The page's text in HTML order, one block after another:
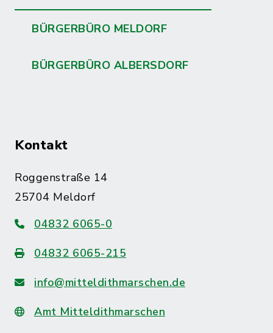
BÜRGERBÜRO MELDORF
BÜRGERBÜRO ALBERSDORF
Kontakt
Roggenstraße 14
25704 Meldorf
04832 6065-0
04832 6065-215
info@mitteldithmarschen.de
Amt Mitteldithmarschen